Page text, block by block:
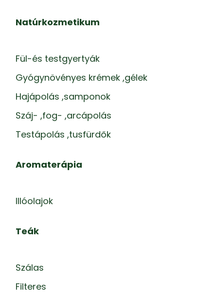
Natúrkozmetikum
Fül-és testgyertyák
Gyógynövényes krémek ,gélek
Hajápolás ,samponok
Száj- ,fog- ,arcápolás
Testápolás ,tusfürdők
Aromaterápia
Illóolajok
Teák
Szálas
Filteres